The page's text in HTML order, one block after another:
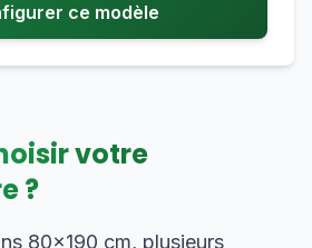
ce modèle
votre
?
80×190 cm, plusieurs